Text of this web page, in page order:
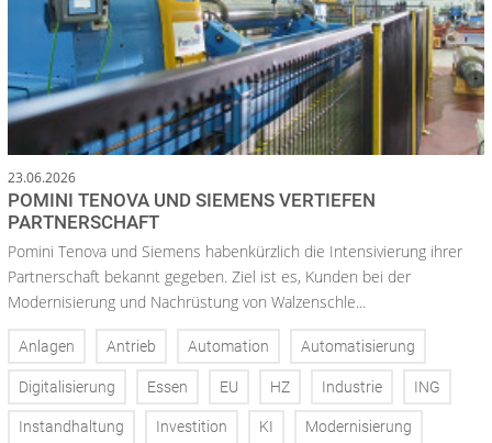
23.06.2026
POMINI TENOVA UND SIEMENS VERTIEFEN
PARTNERSCHAFT
Pomini Tenova und Siemens habenkürzlich die Intensivierung ihrer
Partnerschaft bekannt gegeben. Ziel ist es, Kunden bei der
Modernisierung und Nachrüstung von Walzenschle...
Anlagen Antrieb Automation Automatisierung
Digitalisierung Essen EU HZ Industrie ING
Instandhaltung Investition KI Modernisierung